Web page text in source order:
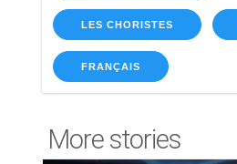
LES CHORISTES
FRANÇAIS
More stories